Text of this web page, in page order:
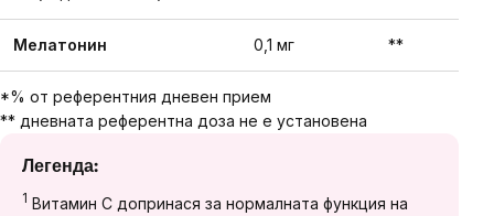
Мелатонин 0,1 мг **
*% от референтния дневен прием
** дневната референтна доза не е установена
Легенда:
1 Витамин C допринася за нормалната функция на